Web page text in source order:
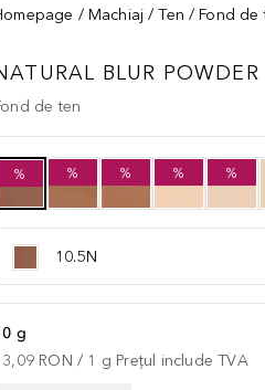
Machiaj Ten Fond de
BLUR
de ten
% % % % %
10.5N
g
RON / 1 g Prețul include TVA